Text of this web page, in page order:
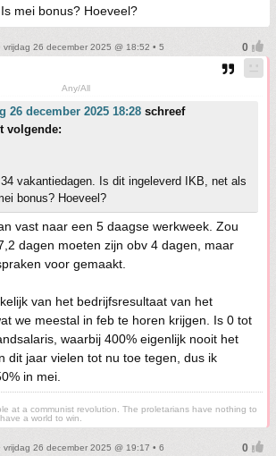
mei bonus? Hoeveel?
vrijdag 26 december 2025 @ 18:52 • 5
Any/All
26 december 2025 18:28 schreef
volgende:
vakantiedagen. Is dit ingeleverd IKB, net als
bonus? Hoeveel?
vast naar een 5 daagse werkweek. Zou
dagen moeten zijn obv 4 dagen, maar
voor gemaakt.
van het bedrijfsresultaat van het
we meestal in feb te horen krijgen. Is 0 tot
waarbij 400% eigenlijk nooit het
dit jaar vielen tot nu toe tegen, dus ik
in mei.
at a communist revolution. The proletarians have nothing to
a world to win.
vrijdag 26 december 2025 @ 19:17 • 6